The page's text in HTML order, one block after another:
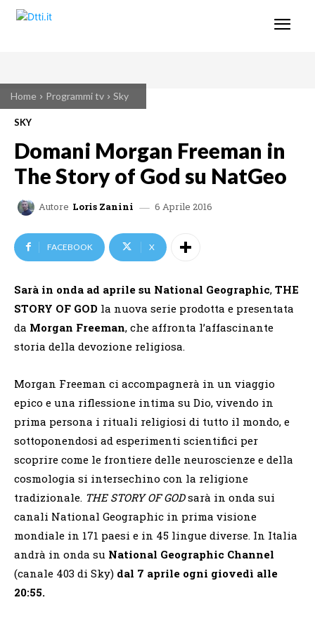
Home Programmi tv Sky
SKY
Domani Morgan Freeman in
The Story of God su NatGeo
Autore Loris Zanini 6 Aprile 2016
FACEBOOK X
Sarà in onda ad aprile su National Geographic, THE
STORY OF GOD la nuova serie prodotta e presentata
da Morgan Freeman, che affronta l’affascinante
storia della devozione religiosa.
Morgan Freeman ci accompagnerà in un viaggio
epico e una riflessione intima su Dio, vivendo in
prima persona i rituali religiosi di tutto il mondo, e
sottoponendosi ad esperimenti scientifici per
scoprire come le frontiere delle neuroscienze e della
cosmologia si intersechino con la religione
tradizionale. THE STORY OF GODsarà in onda sui
canali National Geographic in prima visione
mondiale in 171 paesi e in 45 lingue diverse. In Italia
andrà in onda su National Geographic Channel
(canale 403 di Sky) dal 7 aprile ogni giovedì alle
20:55.